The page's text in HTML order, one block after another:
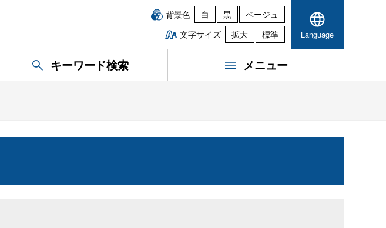
背景色 白 黒
ベージュ
文字サイズ
拡大 標準 Language
キーワード検索 メニュー